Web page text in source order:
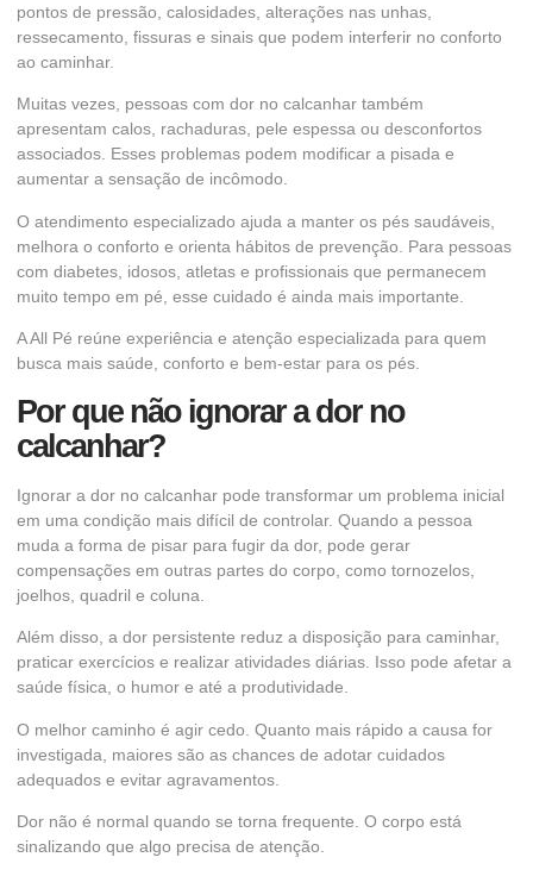
pontos de pressão, calosidades, alterações nas unhas,
ressecamento, fissuras e sinais que podem interferir no conforto
ao caminhar.
Muitas vezes, pessoas com dor no calcanhar também
apresentam calos, rachaduras, pele espessa ou desconfortos
associados. Esses problemas podem modificar a pisada e
aumentar a sensação de incômodo.
O atendimento especializado ajuda a manter os pés saudáveis,
melhora o conforto e orienta hábitos de prevenção. Para pessoas
com diabetes, idosos, atletas e profissionais que permanecem
muito tempo em pé, esse cuidado é ainda mais importante.
A All Pé reúne experiência e atenção especializada para quem
busca mais saúde, conforto e bem-estar para os pés.
Por que não ignorar a dor no
calcanhar?
Ignorar a dor no calcanhar pode transformar um problema inicial
em uma condição mais difícil de controlar. Quando a pessoa
muda a forma de pisar para fugir da dor, pode gerar
compensações em outras partes do corpo, como tornozelos,
joelhos, quadril e coluna.
Além disso, a dor persistente reduz a disposição para caminhar,
praticar exercícios e realizar atividades diárias. Isso pode afetar a
saúde física, o humor e até a produtividade.
O melhor caminho é agir cedo. Quanto mais rápido a causa for
investigada, maiores são as chances de adotar cuidados
adequados e evitar agravamentos.
Dor não é normal quando se torna frequente. O corpo está
sinalizando que algo precisa de atenção.